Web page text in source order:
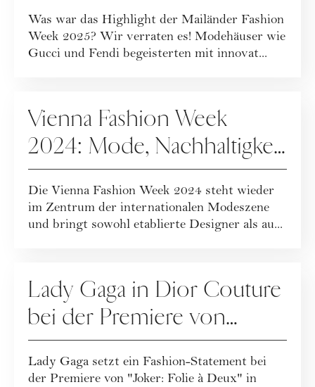
Was war das Highlight der Mailänder Fashion
Week 2025? Wir verraten es! Modehäuser wie
Gucci und Fendi begeisterten mit innovat...
Vienna Fashion Week
2024: Mode, Nachhaltigkeit
& soziale Verantwortung
Die Vienna Fashion Week 2024 steht wieder
im Zentrum der internationalen Modeszene
und bringt sowohl etablierte Designer als au...
Lady Gaga in Dior Couture
bei der Premiere von
"Joker: Folie à Deux" in
Venedig
Lady Gaga setzt ein Fashion-Statement bei
der Premiere von "Joker: Folie à Deux" in